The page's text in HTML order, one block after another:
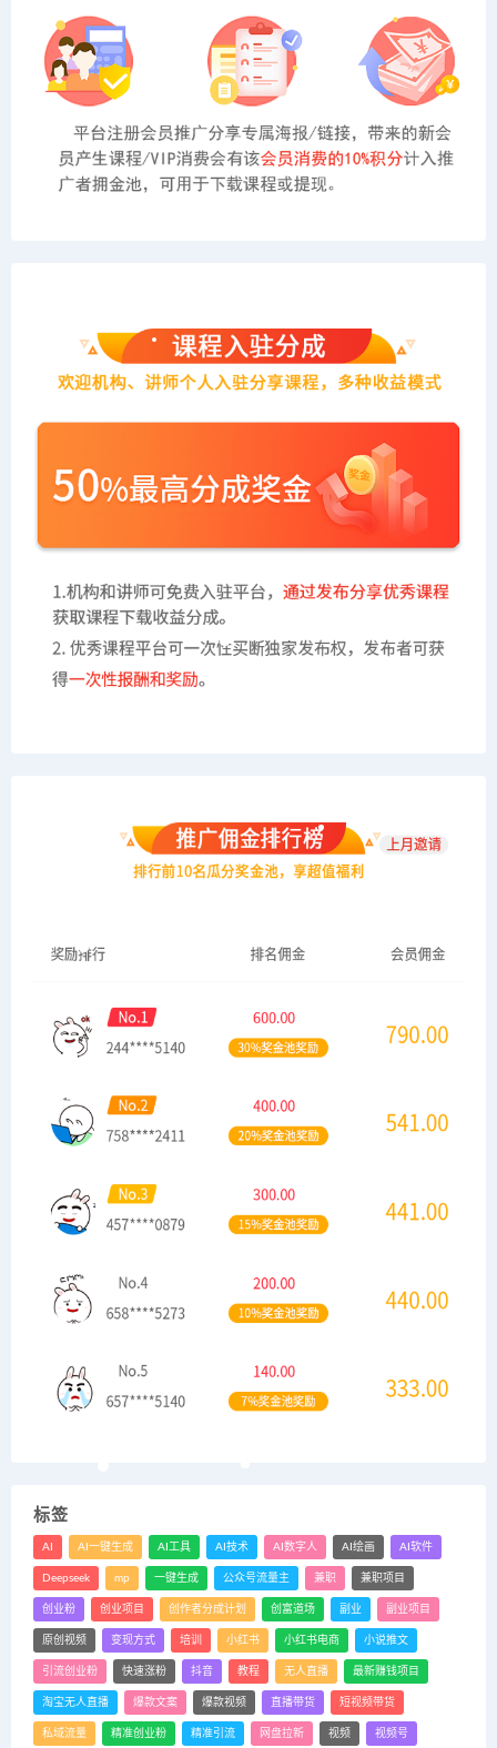
标签
AI AI一键生成 AI工具 AI技术 AI数字人 AI绘画 AI软件
Deepseek mp 一键生成 公众号流量主 兼职 兼职项目
创业粉 创业项目 创作者分成计划 创富道场 副业 副业项目
原创视频 变现方式 培训 小红书 小红书电商 小说推文
引流创业粉 快速涨粉 抖音 教程 无人直播 最新赚钱项目
淘宝无人直播 爆款文案 爆款视频 直播带货 短视频带货
私域流量 精准创业粉 精准引流 网盘拉新 视频 视频号